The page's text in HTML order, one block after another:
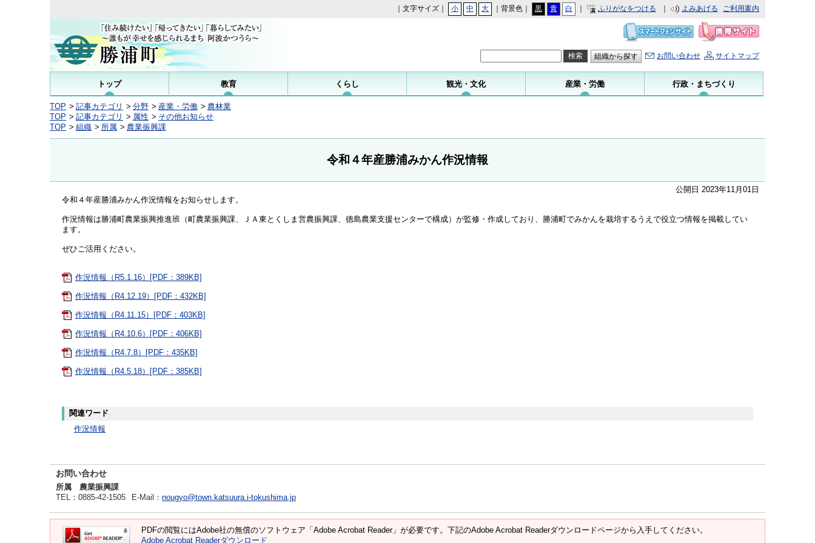
｜文字サイズ｜ 小 中 大 ｜背景色｜ 黒 青 白 ふりがなをつける よみあげる ご利用案内
組織から探す お問い合わせ サイトマップ
トップ 教育 くらし 観光・文化 産業・労働 行政・まちづくり
TOP 記事カテゴリ 分野 産業・労働
農林業
TOP
記事カテゴリ 属性
その他お知らせ
TOP
組織 所属 農業振興課
令和４年産勝浦みかん作況情報
公開日 2023年11月01日
令和４年産勝浦みかん作況情報をお知らせします。
作況情報は勝浦町農業振興推進班（町農業振興課、ＪＡ東とくしま営農振興課、徳島農業支援センターで構成）が監修・作成しており、勝浦町でみかんを栽培するうえで役立つ情報を掲載してい
ます。
ぜひご活用ください。
作況情報（R5.1.16）[PDF：389KB]
作況情報（R4.12.19）[PDF：432KB]
作況情報（R4.11.15）[PDF：403KB]
作況情報（R4.10.6）[PDF：406KB]
作況情報（R4.7.8）[PDF：435KB]
作況情報（R4.5.18）[PDF：385KB]
関連ワード
作況情報
お問い合わせ
所属 農業振興課
TEL ：0885-42-1505 E-Mail ： nougyo@town.katsuura.i-tokushima.jp
PDFの閲覧にはAdobe社の無償のソフトウェア「Adobe Acrobat Reader」が必要です。下記のAdobe Acrobat Readerダウンロードページから入手してください。
Adobe Acrobat Readerダウンロード